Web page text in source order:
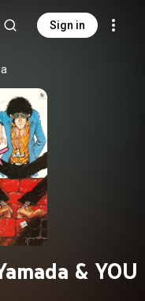
Sign in
& YOU